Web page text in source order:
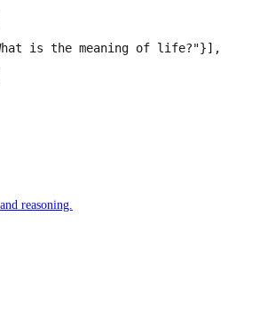
is the meaning of life?"}],
reasoning.